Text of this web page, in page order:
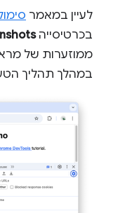
לעיין במאמר
בכרטיסייה
ממוזערות של
במהלך תהליך